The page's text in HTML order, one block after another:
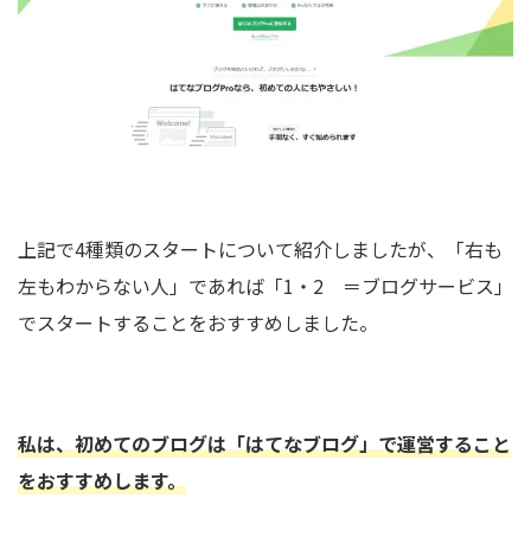
上記で4種類のスタートについて紹介しましたが、「右も
左もわからない人」であれば「1・2 ＝ブログサービス」
でスタートすることをおすすめしました。
私は、初めてのブログは「はてなブログ」で運営すること
をおすすめします。